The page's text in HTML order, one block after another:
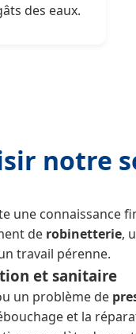
des eaux.
notre
une connaissance
de robinetterie,
travail pérenne.
et sanitaire
un problème de
et la